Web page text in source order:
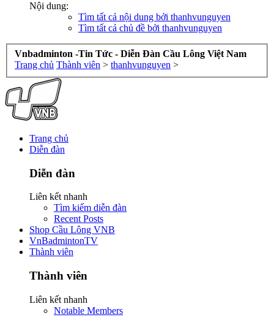
Nội dung:
Tìm tất cả nội dung bởi thanhvunguyen
Tìm tất cả chủ đề bởi thanhvunguyen
Vnbadminton -Tin Tức - Diễn Đàn Cầu Lông Việt Nam
Trang chủ Thành viên > thanhvunguyen >
Trang chủ
Diễn đàn
Diễn đàn
Liên kết nhanh
Tìm kiếm diễn đàn
Recent Posts
Shop Cầu Lông VNB
VnBadmintonTV
Thành viên
Thành viên
Liên kết nhanh
Notable Members